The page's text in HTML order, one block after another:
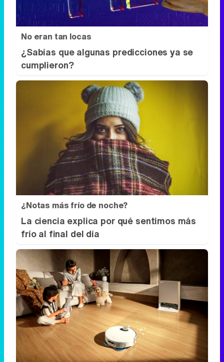
No eran tan locas
¿Sabías que algunas predicciones ya se
cumplieron?
¿Notas más frío de noche?
La ciencia explica por qué sentimos más
frío al final del día